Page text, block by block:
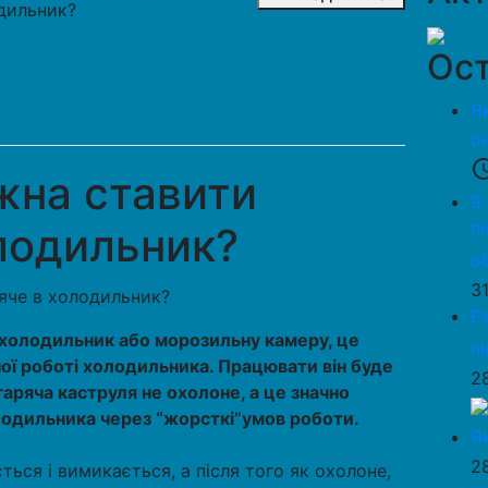
ставити
або морозильну камеру, це
роботі холодильника. Працювати він буде
каструля не охолоне, а це значно
через “жорсткі”умов роботи.
і вимикається, а після того як охолоне,
9